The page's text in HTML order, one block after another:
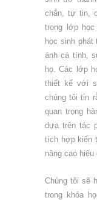
chắn, tự tin,
trong lớp
học sinh phát
ánh cá tính,
họ. Các lớp
thiết kế với
chúng tôi tin
quan trọng
dựa trên tác
tích hợp kiến
nâng cao hiệu
Chúng tôi sẽ
trong khóa